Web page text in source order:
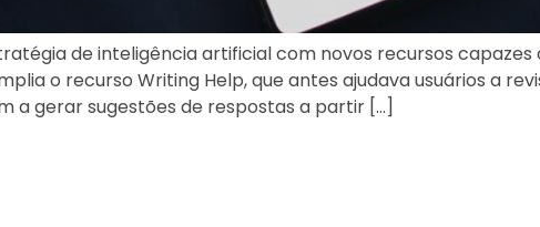
de inteligência artificial com novos recursos
o recurso Writing Help, que antes ajudava usuários a
a gerar sugestões de respostas a partir […]